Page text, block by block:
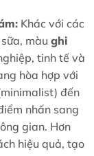
Khác với các
màu ghi
tinh tế và
hòa hợp với
đến
nhấn sang
gian. Hơn
hiệu quả, tạo